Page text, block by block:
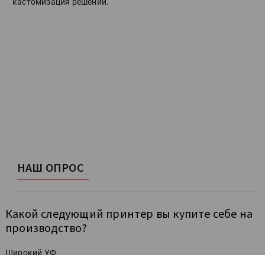
кастомизация решений.
НАШ ОПРОС
Какой следующий принтер вы купите себе на
производство?
Широкий УФ